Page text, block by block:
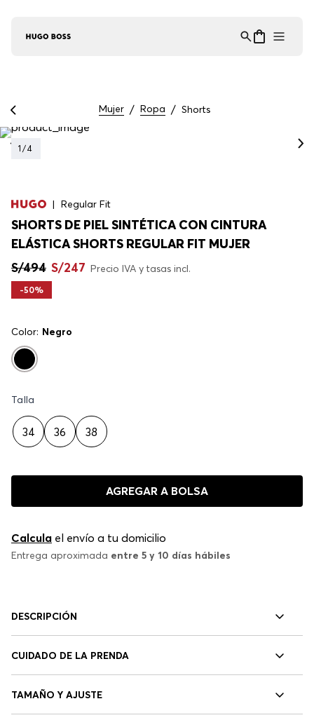
Mujer Ropa Shorts
1 /4
Regular Fit
SHORTS DE PIEL SINTÉTICA CON CINTURA
ELÁSTICA SHORTS REGULAR FIT MUJER
S/494 S/247 Precio IVA y tasas incl.
-50%
Color: Negro
Talla
34 36 38
AGREGAR A BOLSA
Calcula el envío a tu domicilio
Entrega aproximada entre 5 y 10 días hábiles
DESCRIPCIÓN
CUIDADO DE LA PRENDA
TAMAÑO Y AJUSTE
Asistente Virtual
en línea ⋮